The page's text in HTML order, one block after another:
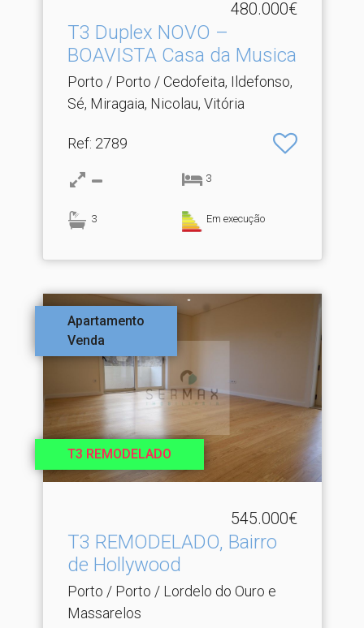
480.000€
T3 Duplex NOVO –
BOAVISTA Casa da Musica
Porto / Porto / Cedofeita, Ildefonso,
Sé, Miragaia, Nicolau, Vitória
Ref: 2789
3
3 Em execução
Apartamento
Venda
T3 REMODELADO
545.000€
T3 REMODELADO, Bairro
de Hollywood
Porto / Porto / Lordelo do Ouro e
Massarelos